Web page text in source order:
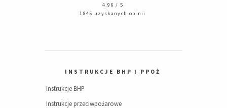
4.96 / 5
1845 uzyskanych opinii
INSTRUKCJE BHP I PPOŻ
Instrukcje BHP
Instrukcje przeciwpożarowe